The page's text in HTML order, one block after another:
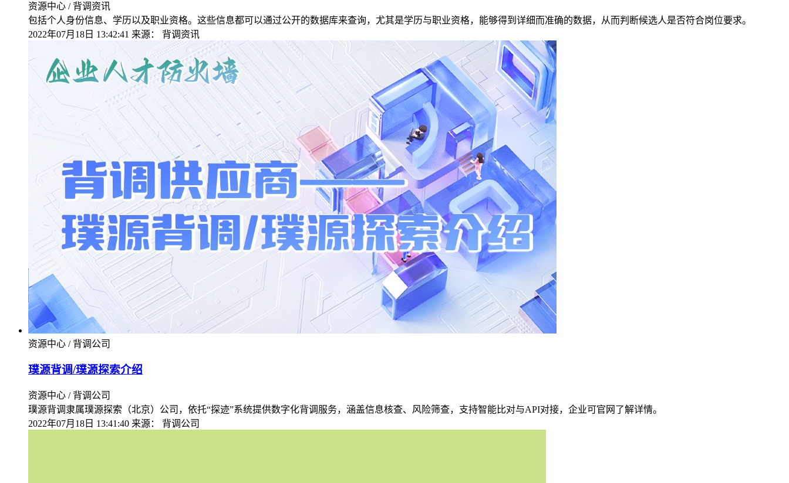
资源中心 / 背调资讯
包括个人身份信息、学历以及职业资格。这些信息都可以通过公开的数据库来查询，尤其是学历与职业资格，能够得到详细而准确的数据，从而判断候选人是否符合岗位要求。
2022年07月18日 13:42:41 来源： 背调资讯
资源中心 / 背调公司
璞源背调/璞源探索介绍
资源中心 / 背调公司
璞源背调隶属璞源探索（北京）公司，依托“探迹”系统提供数字化背调服务，涵盖信息核查、风险筛查，支持智能比对与API对接，企业可官网了解详情。
2022年07月18日 13:41:40 来源： 背调公司